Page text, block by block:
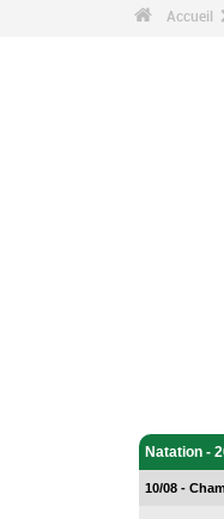
Accueil
Natation -
10/08 -